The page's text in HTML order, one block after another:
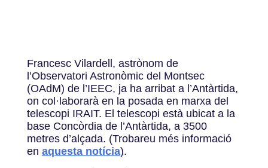
Francesc Vilardell, astrònom de
l’Observatori Astronòmic del Montsec
(OAdM) de l’IEEC, ja ha arribat a l’Antàrtida,
on col·laborarà en la posada en marxa del
telescopi IRAIT. El telescopi està ubicat a la
base Concòrdia de l’Antàrtida, a 3500
metres d’alçada. (Trobareu més informació
en aquesta notícia).